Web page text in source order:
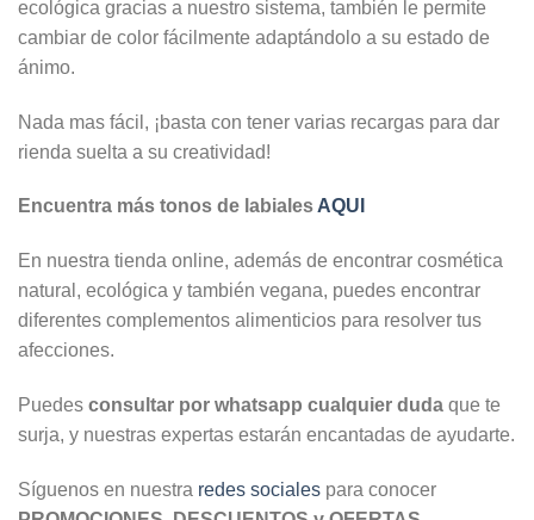
ecológica gracias a nuestro sistema, también le permite
cambiar de color fácilmente adaptándolo a su estado de
ánimo.
Nada mas fácil, ¡basta con tener varias recargas para dar
rienda suelta a su creatividad!
Encuentra más tonos de labiales AQUI
En nuestra tienda online, además de encontrar cosmética
natural, ecológica y también vegana, puedes encontrar
diferentes complementos alimenticios para resolver tus
afecciones.
Puedes consultar por whatsapp cualquier duda que te
surja, y nuestras expertas estarán encantadas de ayudarte.
Síguenos en nuestra redes sociales para conocer